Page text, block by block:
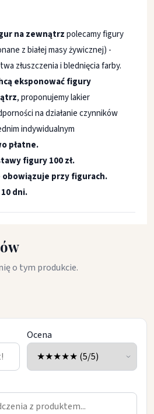
na zewnątrzpolecamy figury
z białej masy żywicznej) -
złuszczenia i blednięcia farby.
eksponować figury
, proponujemy lakier
na działanie czynników
indywidualnym
płatne.
figury 100 zł.
obowiązuje przy figurach.
dni.
o tym produkcie.
Ocena